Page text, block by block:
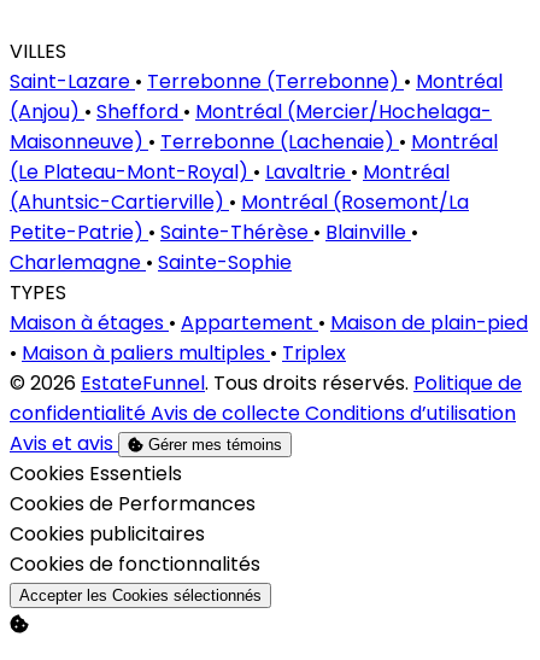
VILLES
Saint-Lazare • Terrebonne (Terrebonne) • Montréal
(Anjou) • Shefford • Montréal (Mercier/Hochelaga-
Maisonneuve) • Terrebonne (Lachenaie) • Montréal
(Le Plateau-Mont-Royal) • Lavaltrie • Montréal
(Ahuntsic-Cartierville) • Montréal (Rosemont/La
Petite-Patrie) • Sainte-Thérèse • Blainville •
Charlemagne • Sainte-Sophie
TYPES
Maison à étages • Appartement • Maison de plain-pied
• Maison à paliers multiples • Triplex
© 2026 EstateFunnel. Tous droits réservés. Politique de
confidentialitéAvis de collecteConditions d’utilisation
Avis et avis
Gérer mes témoins
Activer
Cookies Essentiels
Activer
Cookies de Performances
Activer
Cookies publicitaires
Activer
Cookies de fonctionnalités
Accepter les Cookies sélectionnés